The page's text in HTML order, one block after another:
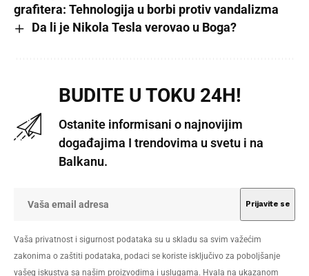
grafitera: Tehnologija u borbi protiv vandalizma
Da li je Nikola Tesla verovao u Boga?
BUDITE U TOKU 24H!
Ostanite informisani o najnovijim
događajima I trendovima u svetu i na
Balkanu.
Vaša privatnost i sigurnost podataka su u skladu sa svim važećim
zakonima o zaštiti podataka, podaci se koriste isključivo za poboljšanje
vašeg iskustva sa našim proizvodima i uslugama. Hvala na ukazanom